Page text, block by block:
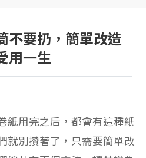
不要扔，簡單改造
用一生
紙用完之后，都會有這種紙
就別攢著了，只需要簡單改